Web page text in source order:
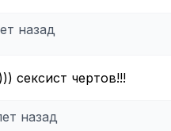
назад
сексист чертов!!!
назад